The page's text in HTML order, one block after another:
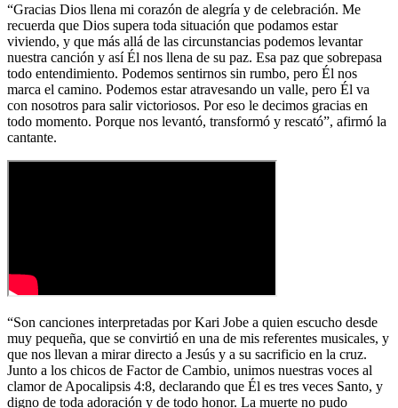
“Gracias Dios llena mi corazón de alegría y de celebración. Me
recuerda que Dios supera toda situación que podamos estar
viviendo, y que más allá de las circunstancias podemos levantar
nuestra canción y así Él nos llena de su paz. Esa paz que sobrepasa
todo entendimiento. Podemos sentirnos sin rumbo, pero Él nos
marca el camino. Podemos estar atravesando un valle, pero Él va
con nosotros para salir victoriosos. Por eso le decimos gracias en
todo momento. Porque nos levantó, transformó y rescató”, afirmó la
cantante.
“Son canciones interpretadas por Kari Jobe a quien escucho desde
muy pequeña, que se convirtió en una de mis referentes musicales, y
que nos llevan a mirar directo a Jesús y a su sacrificio en la cruz.
Junto a los chicos de Factor de Cambio, unimos nuestras voces al
clamor de Apocalipsis 4:8, declarando que Él es tres veces Santo, y
digno de toda adoración y de todo honor. La muerte no pudo